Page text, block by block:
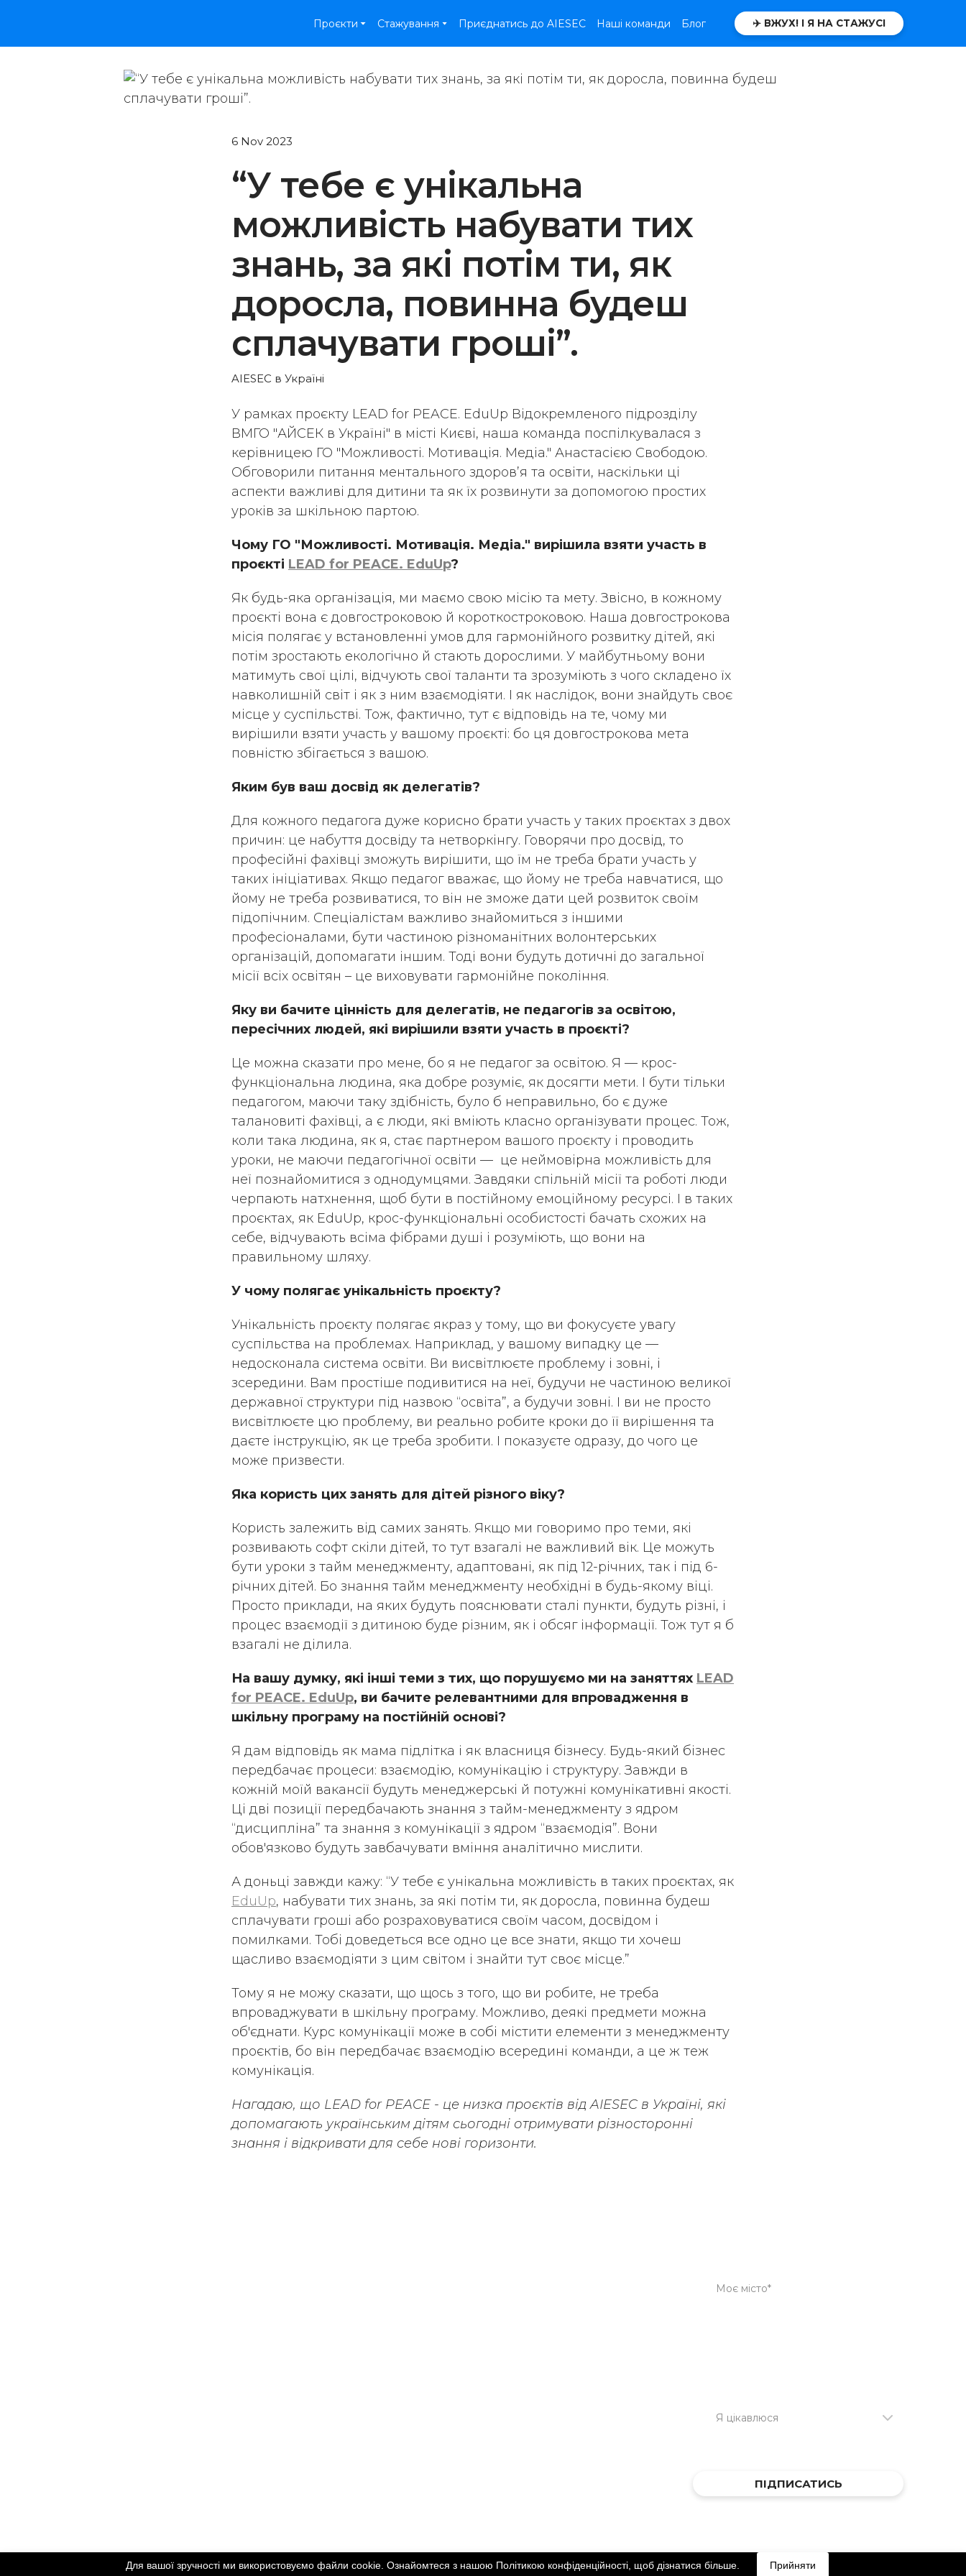
Проєкти Стажування Приєднатись до AIESEC Наші команди Блог ✈️ ВЖУХ! І Я НА СТАЖУСІ
6 Nov 2023
“У тебе є унікальна
можливість набувати тих
знань, за які потім ти, як
доросла, повинна будеш
сплачувати гроші”.
AIESEC в Україні
У рамках проєкту LEAD for PEACE. EduUp Відокремленого підрозділу
ВМГО "АЙСЕК в Україні" в місті Києві, наша команда поспілкувалася з
керівницею ГО "Можливості. Мотивація. Медіа." Анастасією Свободою.
Обговорили питання ментального здоров’я та освіти, наскільки ці
аспекти важливі для дитини та як їх розвинути за допомогою простих
уроків за шкільною партою.
Чому ГО "Можливості. Мотивація. Медіа." вирішила взяти участь в
проєкті LEAD for PEACE. EduUp?
Як будь-яка організація, ми маємо свою місію та мету. Звісно, в кожному
проєкті вона є довгостроковою й короткостроковою. Наша довгострокова
місія полягає у встановленні умов для гармонійного розвитку дітей, які
потім зростають екологічно й стають дорослими. У майбутньому вони
матимуть свої цілі, відчують свої таланти та зрозуміють з чого складено їх
навколишній світ і як з ним взаємодіяти. І як наслідок, вони знайдуть своє
місце у суспільстві. Тож, фактично, тут є відповідь на те, чому ми
вирішили взяти участь у вашому проєкті: бо ця довгострокова мета
повністю збігається з вашою.
Яким був ваш досвід як делегатів?
Для кожного педагога дуже корисно брати участь у таких проєктах з двох
причин: це набуття досвіду та нетворкінгу. Говорячи про досвід, то
професійні фахівці зможуть вирішити, що їм не треба брати участь у
таких ініціативах. Якщо педагог вважає, що йому не треба навчатися, що
йому не треба розвиватися, то він не зможе дати цей розвиток своїм
підопічним. Спеціалістам важливо знайомиться з іншими
професіоналами, бути частиною різноманітних волонтерських
організацій, допомагати іншим. Тоді вони будуть дотичні до загальної
місії всіх освітян – це виховувати гармонійне покоління.
Яку ви бачите цінність для делегатів, не педагогів за освітою,
пересічних людей, які вирішили взяти участь в проєкті?
Це можна сказати про мене, бо я не педагог за освітою. Я — крос-
функціональна людина, яка добре розуміє, як досягти мети. І бути тільки
педагогом, маючи таку здібність, було б неправильно, бо є дуже
талановиті фахівці, а є люди, які вміють класно організувати процес. Тож,
коли така людина, як я, стає партнером вашого проєкту і проводить
уроки, не маючи педагогічної освіти — це неймовірна можливість для
неї познайомитися з однодумцями. Завдяки спільній місії та роботі люди
черпають натхнення, щоб бути в постійному емоційному ресурсі. І в таких
проєктах, як EduUp, крос-функціональні особистості бачать схожих на
себе, відчувають всіма фібрами душі і розуміють, що вони на
правильному шляху.
У чому полягає унікальність проєкту?
Унікальність проєкту полягає якраз у тому, що ви фокусуєте увагу
суспільства на проблемах. Наприклад, у вашому випадку це —
недосконала система освіти. Ви висвітлюєте проблему і зовні, і
зсередини. Вам простіше подивитися на неї, будучи не частиною великої
державної структури під назвою “освіта”, а будучи зовні. І ви не просто
висвітлюєте цю проблему, ви реально робите кроки до її вирішення та
даєте інструкцію, як це треба зробити. І показуєте одразу, до чого це
може призвести.
Яка користь цих занять для дітей різного віку?
Користь залежить від самих занять. Якщо ми говоримо про теми, які
розвивають софт скіли дітей, то тут взагалі не важливий вік. Це можуть
бути уроки з тайм менеджменту, адаптовані, як під 12-річних, так і під 6-
річних дітей. Бо знання тайм менеджменту необхідні в будь-якому віці.
Просто приклади, на яких будуть пояснювати сталі пункти, будуть різні, і
процес взаємодії з дитиною буде різним, як і обсяг інформації. Тож тут я б
взагалі не ділила.
На вашу думку, які інші теми з тих, що порушуємо ми на заняттях LEAD
for PEACE. EduUp, ви бачите релевантними для впровадження в
шкільну програму на постійній основі?
Я дам відповідь як мама підлітка і як власниця бізнесу. Будь-який бізнес
передбачає процеси: взаємодію, комунікацію і структуру. Завжди в
кожній моїй вакансії будуть менеджерські й потужні комунікативні якості.
Ці дві позиції передбачають знання з тайм-менеджменту з ядром
“дисципліна” та знання з комунікації з ядром “взаємодія”. Вони
обов'язково будуть завбачувати вміння аналітично мислити.
А доньці завжди кажу: “У тебе є унікальна можливість в таких проєктах, як
EduUp, набувати тих знань, за які потім ти, як доросла, повинна будеш
сплачувати гроші або розраховуватися своїм часом, досвідом і
помилками. Тобі доведеться все одно це все знати, якщо ти хочеш
щасливо взаємодіяти з цим світом і знайти тут своє місце.”
Тому я не можу сказати, що щось з того, що ви робите, не треба
впроваджувати в шкільну програму. Можливо, деякі предмети можна
об'єднати. Курс комунікації може в собі містити елементи з менеджменту
проєктів, бо він передбачає взаємодію всередині команди, а це ж теж
комунікація.
Нагадаю, що LEAD for PEACE - це низка проєктів від AIESEC в Україні, які
допомагають українським дітям сьогодні отримувати різносторонні
знання і відкривати для себе нові горизонти.
ПІДПИСАТИСЬ
Для вашої зручності ми використовуємо файли cookie. Ознайомтеся з нашою Політикою конфіденційності, щоб дізнатися більше. Прийняти